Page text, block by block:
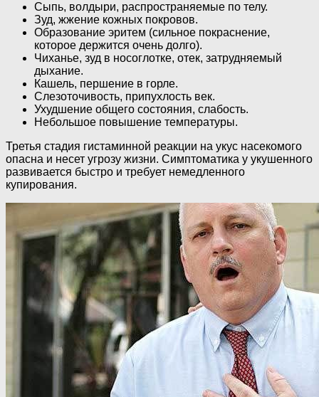
Сыпь, волдыри, распространяемые по телу.
Зуд, жжение кожных покровов.
Образование эритем (сильное покраснение,
которое держится очень долго).
Чиханье, зуд в носоглотке, отек, затрудняемый
дыхание.
Кашель, першение в горле.
Слезоточивость, припухлость век.
Ухудшение общего состояния, слабость.
Небольшое повышение температуры.
Третья стадия гистаминной реакции на укус насекомого
опасна и несет угрозу жизни. Симптоматика у укушенного
развивается быстро и требует немедленного
купирования.